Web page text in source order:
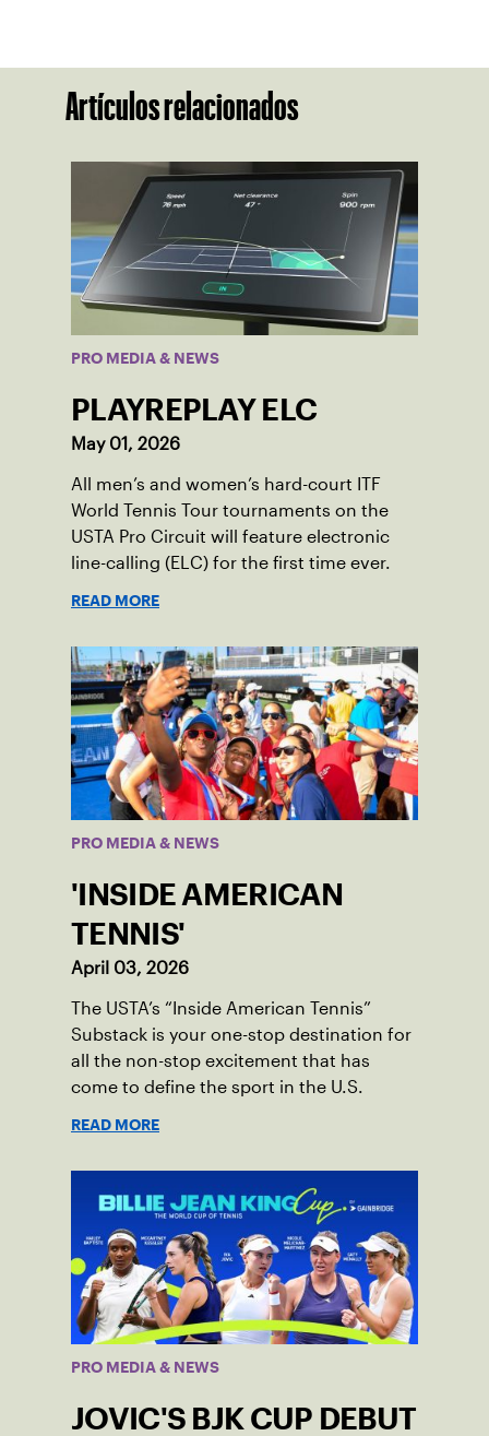
Artículos relacionados
PRO MEDIA & NEWS
PLAYREPLAY ELC
May 01, 2026
All men’s and women’s hard-court ITF
World Tennis Tour tournaments on the
USTA Pro Circuit will feature electronic
line-calling (ELC) for the first time ever.
READ MORE
PRO MEDIA & NEWS
'INSIDE AMERICAN
TENNIS'
April 03, 2026
The USTA’s “Inside American Tennis”
Substack is your one-stop destination for
all the non-stop excitement that has
come to define the sport in the U.S.
READ MORE
PRO MEDIA & NEWS
JOVIC'S BJK CUP DEBUT